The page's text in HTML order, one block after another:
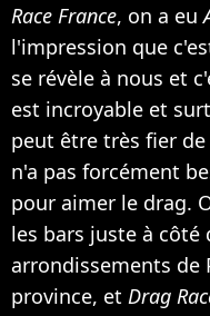
Race France, on a eu
l'impression que
se révèle à nous et
est incroyable et
peut être très fier
n'a pas forcément
pour aimer le drag.
les bars juste à côté
arrondissements de
province, et Drag